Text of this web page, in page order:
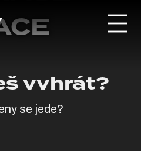
vvhrát?
se jede?